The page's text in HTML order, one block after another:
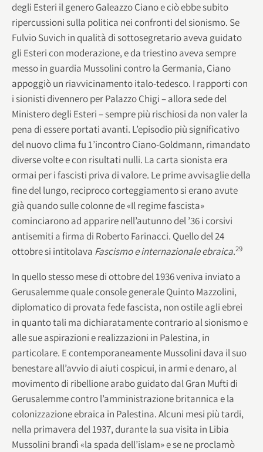
degli Esteri il genero Galeazzo Ciano e ciò ebbe subito
ripercussioni sulla politica nei confronti del sionismo. Se
Fulvio Suvich in qualità di sottosegretario aveva guidato
gli Esteri con moderazione, e da triestino aveva sempre
messo in guardia Mussolini contro la Germania, Ciano
appoggiò un riavvicinamento italo-tedesco. I rapporti con
i sionisti divennero per Palazzo Chigi – allora sede del
Ministero degli Esteri – sempre più rischiosi da non valer la
pena di essere portati avanti. L’episodio più significativo
del nuovo clima fu 1’incontro Ciano-Goldmann, rimandato
diverse volte e con risultati nulli. La carta sionista era
ormai per i fascisti priva di valore. Le prime avvisaglie della
fine del lungo, reciproco corteggiamento si erano avute
già quando sulle colonne de «Il regime fascista»
cominciarono ad apparire nell’autunno del ’36 i corsivi
antisemiti a firma di Roberto Farinacci. Quello del 24
ottobre si intitolava Fascismo e internazionale ebraica.29
In quello stesso mese di ottobre del 1936 veniva inviato a
Gerusalemme quale console generale Quinto Mazzolini,
diplomatico di provata fede fascista, non ostile agli ebrei
in quanto tali ma dichiaratamente contrario al sionismo e
alle sue aspirazioni e realizzazioni in Palestina, in
particolare. E contemporaneamente Mussolini dava il suo
benestare all’avvio di aiuti cospicui, in armi e denaro, al
movimento di ribellione arabo guidato dal Gran Mufti di
Gerusalemme contro l’amministrazione britannica e la
colonizzazione ebraica in Palestina. Alcuni mesi più tardi,
nella primavera del 1937, durante la sua visita in Libia
Mussolini brandì «la spada dell’islam» e se ne proclamò